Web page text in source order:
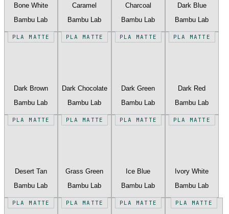
Bone White
Bambu Lab
Caramel
Bambu Lab
Charcoal
Bambu Lab
Dark Blue
Bambu Lab
PLA MATTE
Dark Brown
Bambu Lab
PLA MATTE
Dark Chocolate
Bambu Lab
PLA MATTE
Dark Green
Bambu Lab
PLA MATTE
Dark Red
Bambu Lab
PLA MATTE
Desert Tan
Bambu Lab
PLA MATTE
Grass Green
Bambu Lab
PLA MATTE
Ice Blue
Bambu Lab
PLA MATTE
Ivory White
Bambu Lab
PLA MATTE PLA MATTE PLA MATTE PLA MATTE